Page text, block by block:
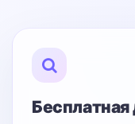
Бесплатная